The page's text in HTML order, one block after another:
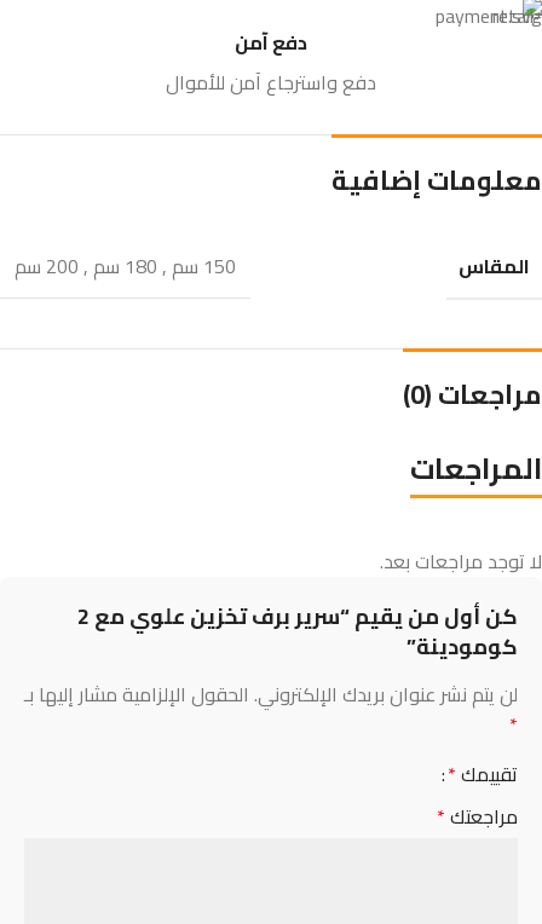
دفع آمن
دفع واسترجاع آمن للأموال
معلومات إضافية
المقاس 150 سم ,180 سم ,200 سم
مراجعات (0)
المراجعات
لا توجد مراجعات بعد.
كن أول من يقيم “سرير برف تخزين علوي مع 2
كومودينة”
لن يتم نشر عنوان بريدك الإلكتروني. الحقول الإلزامية مشار إليها بـ
*
تقييمك*
مراجعتك*